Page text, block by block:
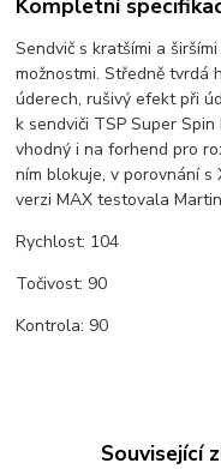
Kompletní
Sendvič s kratšími a
možnostmi. Středně tvrdá
úderech, rušivý efekt při
k sendviči TSP Super Spin
vhodný i na forhend pro
ním blokuje, v porovnání s
verzi MAX testovala
Rychlost: 104
Točivost: 90
Kontrola: 90
Související